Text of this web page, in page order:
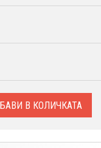
В КОЛИЧКАТА